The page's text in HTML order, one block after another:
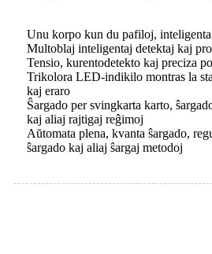
Unu korpo kun du pafiloj,
Multoblaj inteligentaj detektaj kaj
Tensio, kurentodetekto kaj preciza
Trikolora LED-indikilo montras la
kaj eraro
Ŝargado per svingkarta karto,
kaj aliaj rajtigaj reĝimoj
Aŭtomata plena, kvanta ŝargado,
ŝargado kaj aliaj ŝargaj metodoj